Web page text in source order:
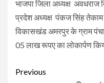
भाजपा जिला अध्यक्ष अवधराज
प्रदेश अध्यक्ष पंकज सिंह
विकासखंड अमरपुर के ग्राम
05 लाख रूपए का लोकार्पण
Continue
Previous